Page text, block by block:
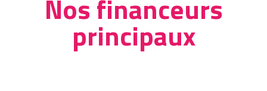
Nos financeurs
principaux